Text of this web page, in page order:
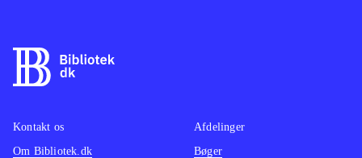
føler sig godt underholdt undervejs.
Et sikkert indkøb til spilhylden
Kontakt os
Om Bibliotek.dk
Afdelinger
Bøger